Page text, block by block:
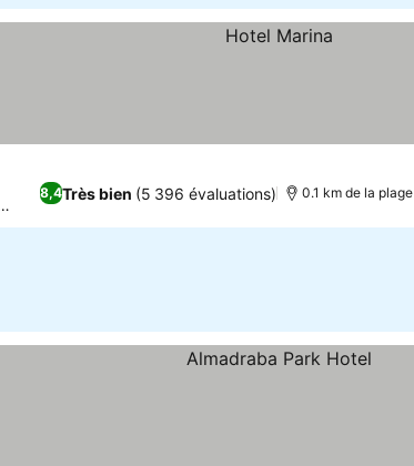
8,4Très bien (5 396 évaluations) 0.1 km de la plage